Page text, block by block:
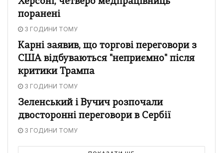
поранені
3 ГОДИНИ ТОМУ
Карні заявив, що торгові переговори з
США відбуваються "неприємно" після
критики Трампа
3 ГОДИНИ ТОМУ
Зеленський і Вучич розпочали
двосторонні переговори в Сербії
3 ГОДИНИ ТОМУ